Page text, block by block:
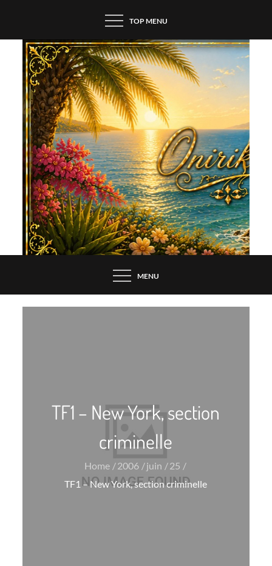
content
TOP MENU
MENU
TF1 – New York, section
criminelle
Home 2006 juin
25
TF1 – New York, section criminelle